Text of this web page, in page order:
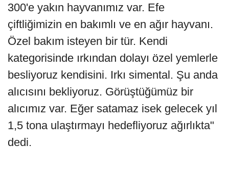
300'e yakın hayvanımız var. Efe
çiftliğimizin en bakımlı ve en ağır hayvanı.
Özel bakım isteyen bir tür. Kendi
kategorisinde ırkından dolayı özel yemlerle
besliyoruz kendisini. Irkı simental. Şu anda
alıcısını bekliyoruz. Görüştüğümüz bir
alıcımız var. Eğer satamaz isek gelecek yıl
1,5 tona ulaştırmayı hedefliyoruz ağırlıkta"
dedi.